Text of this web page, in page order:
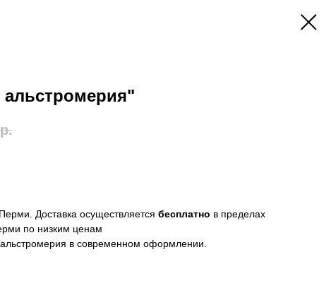
альстромерия"
р.
Доставка осуществляется бесплатно в пределах
по низким ценам
в современном оформлении.